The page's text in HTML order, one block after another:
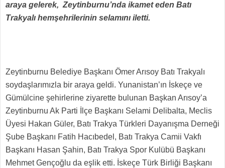
araya gelerek, Zeytinburnu’nda ikamet eden Batı
Trakyalı hemşehrilerinin selamını iletti.
Zeytinburnu Belediye Başkanı Ömer Arısoy Batı Trakyalı
soydaşlarımızla bir araya geldi. Yunanistan’ın İskeçe ve
Gümülcine şehirlerine ziyarette bulunan Başkan Arısoy’a
Zeytinburnu Ak Parti İlçe Başkanı Selami Delibalta, Meclis
Üyesi Hakan Güler, Batı Trakya Türkleri Dayanışma Derneği
Şube Başkanı Fatih Hacıbedel, Batı Trakya Camii Vakfı
Başkanı Hasan Şahin, Batı Trakya Spor Kulübü Başkanı
Mehmet Gençoğlu da eşlik etti. İskeçe Türk Birliği Başkanı